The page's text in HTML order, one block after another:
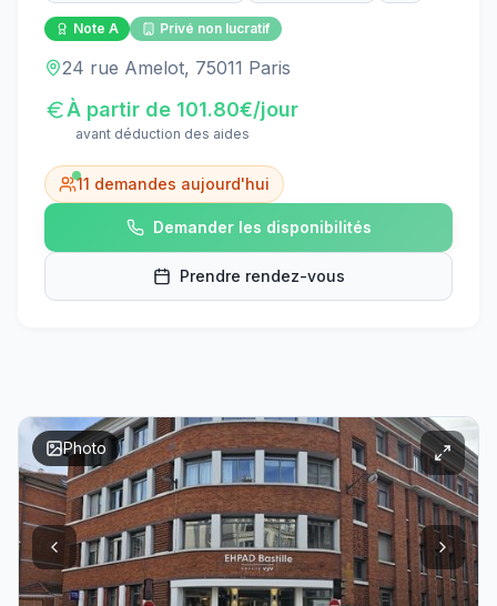
Note A Privé non lucratif
24 rue Amelot, 75011 Paris
À partir de 101.80€/jour
avant déduction des aides
11 demandes aujourd'hui
Demander les disponibilités
Prendre rendez-vous
Photo